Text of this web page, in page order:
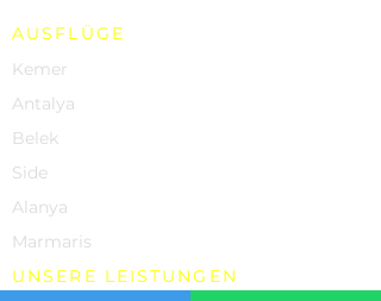
AUSFLÜGE
Kemer
Antalya
Belek
Side
Alanya
Marmaris
UNSERE LEISTUNGEN